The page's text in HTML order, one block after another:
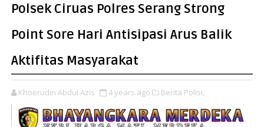
Polsek Ciruas Polres Serang Strong
Point Sore Hari Antisipasi Arus Balik
Aktifitas Masyarakat
Khoerudin Abdul Azis 4 years ago Berita Polisi,